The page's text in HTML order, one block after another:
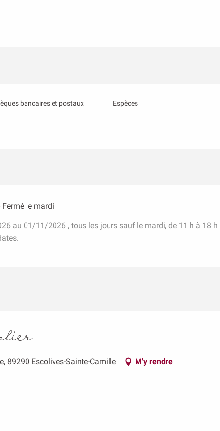
bancaires et postaux Espèces
le mardi
au 01/11/2026 , tous les jours sauf le mardi, de 11 h à 18 h
89290 Escolives-Sainte-Camille M'y rendre